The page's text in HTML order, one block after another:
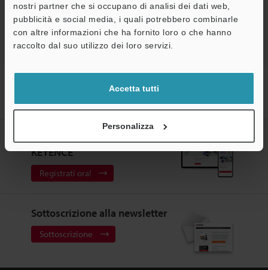
nostri partner che si occupano di analisi dei dati web,
pubblicità e social media, i quali potrebbero combinarle
con altre informazioni che ha fornito loro o che hanno
raccolto dal suo utilizzo dei loro servizi.
Accetta tutti
Personalizza
Microscopi digitali
Modelli
Attacco illuminazione variabile per
VH-Z150
CREA IL TUO ACCOUNT
KEYENCE
Registrati ora!
Sottoscrizione alla newsletter
Sottoscrizione
Assistenza